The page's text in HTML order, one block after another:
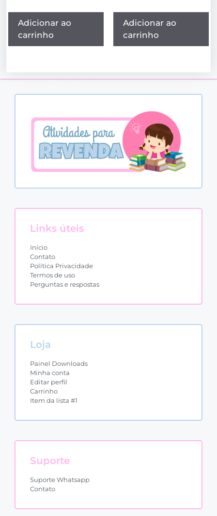
Adicionar ao
carrinho
Adicionar ao
carrinho
Links úteis
Início
Contato
Política Privacidade
Termos de uso
Perguntas e respostas
Loja
Painel Downloads
Minha conta
Editar perfil
Carrinho
Item da lista #1
Suporte
Suporte Whatsapp
Contato